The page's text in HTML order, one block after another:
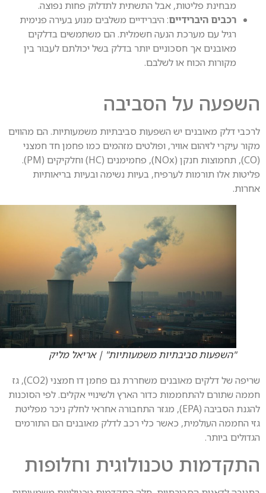
מבחינת פליטות, אבל התשתית לתדלוק פחות נפוצה.
רכבים היברידיים: היברידיים משלבים מנוע בעירה פנימית
רגיל עם מערכת הנעה חשמלית. הם משתמשים בדלקים
מאובנים אך חסכוניים יותר בדלק בשל יכולתם לעבור בין
מקורות הכוח או לשלבם.
על הסביבה
דלק מאובנים יש השפעות סביבתיות משמעותיות. הם מהווים
עיקרי לזיהום אוויר, ופולטים מזהמים כמו פחמן חד חמצני
(CO), תחמוצות חנקן (NOx), פחמימנים (HC) וחלקיקים (PM).
אלו תורמות לערפיח, בעיות נשימה ובעיות בריאותיות
"השפעות סביבתיות משמעותיות" | אריאל מליק
שריפה של דלקים מאובנים משחררת גם פחמן דו חמצני (CO2), גז
שתורם להתחממות כדור הארץ ולשינויי אקלים. לפי הסוכנות
להגנת הסביבה (EPA), מגזר התחבורה אחראי לחלק ניכר מפליטת
החממה העולמית, כאשר כלי רכב לדלק מאובנים הם התורמים
ביותר.
טכנולוגית וחלופות